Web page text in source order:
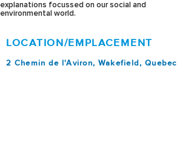
explanations focussed on our social and
environmental world.
LOCATION/EMPLACEMENT
2 Chemin de l'Aviron, Wakefield, Quebec